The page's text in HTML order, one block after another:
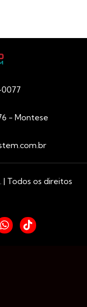
0077
- Montese
Todos os direitos